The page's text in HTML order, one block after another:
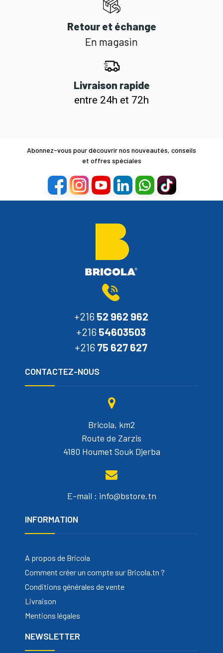
Retour et échange
En magasin
Livraison rapide
entre 24h et 72h
Abonnez-vous pour découvrir nos nouveautés, conseils
et offres spéciales
+216 52 962 962
+216 54603503
+216 75 627 627
CONTACTEZ-NOUS
Bricola, km2
Route de Zarzis
4180 Houmet Souk Djerba
E-mail : info@bstore.tn
INFORMATION
A propos de Bricola
Comment créer un compte sur Bricola.tn ?
Conditions générales de vente
Livraison
Mentions légales
NEWSLETTER